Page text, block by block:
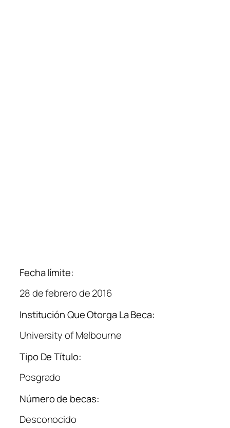
Fecha límite:
28 de febrero de 2016
Institución Que Otorga La Beca:
University of Melbourne
Tipo De Título:
Posgrado
Número de becas:
Desconocido